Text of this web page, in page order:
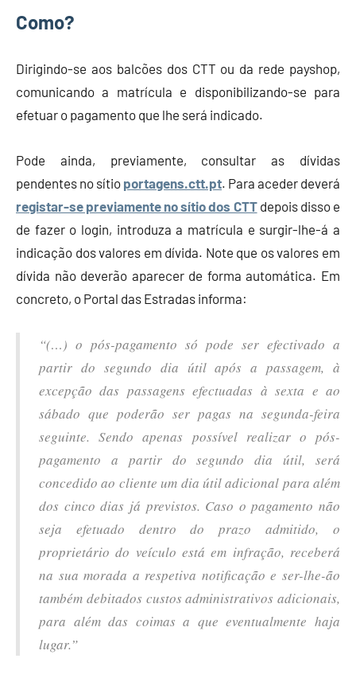
Como?
Dirigindo-se aos balcões dos CTT ou da rede payshop,
comunicando a matrícula e disponibilizando-se para
efetuar o pagamento que lhe será indicado.
Pode ainda, previamente, consultar as dívidas
pendentes no sítio portagens.ctt.pt. Para aceder deverá
registar-se previamente no sítio dos CTTdepois disso e
de fazer o login, introduza a matrícula e surgir-lhe-á a
indicação dos valores em dívida. Note que os valores em
dívida não deverão aparecer de forma automática. Em
concreto, o Portal das Estradas informa:
“(…) o pós-pagamento só pode ser efectivado a
partir do segundo dia útil após a passagem, à
excepção das passagens efectuadas à sexta e ao
sábado que poderão ser pagas na segunda-feira
seguinte. Sendo apenas possível realizar o pós-
pagamento a partir do segundo dia útil, será
concedido ao cliente um dia útil adicional para além
dos cinco dias já previstos. Caso o pagamento não
seja efetuado dentro do prazo admitido, o
proprietário do veículo está em infração, receberá
na sua morada a respetiva notificação e ser-lhe-ão
também debitados custos administrativos adicionais,
para além das coimas a que eventualmente haja
lugar.”